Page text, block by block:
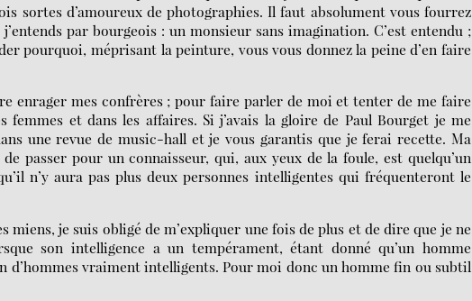
sortes d’amoureux de photographies. Il faut absolument vous fourrez
par bourgeois : un monsieur sans imagination. C’est entendu ;
pourquoi, méprisant la peinture, vous vous donnez la peine d’en faire
enrager mes confrères ; pour faire parler de moi et tenter de me faire
et dans les affaires. Si j’avais la gloire de Paul Bourget je me
une revue de music-hall et je vous garantis que je ferai recette. Ma
passer pour un connaisseur, qui, aux yeux de la foule, est quelqu’un
n’y aura pas plus deux personnes intelligentes qui fréquenteront le
miens, je suis obligé de m’expliquer une fois de plus et de dire que je ne
son intelligence a un tempérament, étant donné qu’un homme
vraiment intelligents. Pour moi donc un homme fin ou subtil